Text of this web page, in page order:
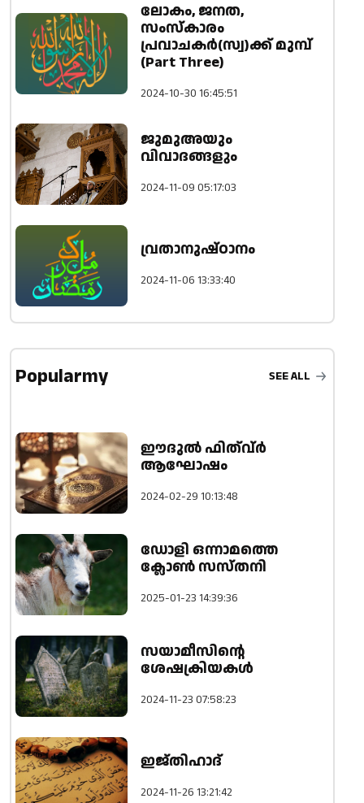
ലോകം, ജനത,
സംസ്കാരം
പ്രവാചകർ(സ്വ)ക്ക് മുമ്പ്
(Part Three)
2024-10-30 16:45:51
ജുമുഅയും
വിവാദങ്ങളും
2024-11-09 05:17:03
വ്രതാനുഷ്ഠാനം
2024-11-06 13:33:40
Popularmy SEE ALL
ഈദുല്‍ ഫിത്വ്ര്‍
ആഘോഷം
2024-02-29 10:13:48
ഡോളി ഒന്നാമത്തെ
ക്ലോൺ സസ്തനി
2025-01-23 14:39:36
സയാമീസിന്റെ
ശേഷക്രിയകൾ
2024-11-23 07:58:23
ഇജ്തിഹാദ്
2024-11-26 13:21:42